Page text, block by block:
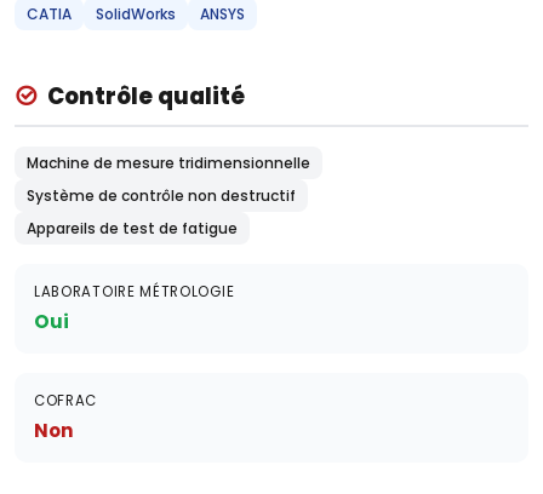
CATIA SolidWorks ANSYS
Contrôle qualité
Machine de mesure tridimensionnelle
Système de contrôle non destructif
Appareils de test de fatigue
LABORATOIRE MÉTROLOGIE
Oui
COFRAC
Non